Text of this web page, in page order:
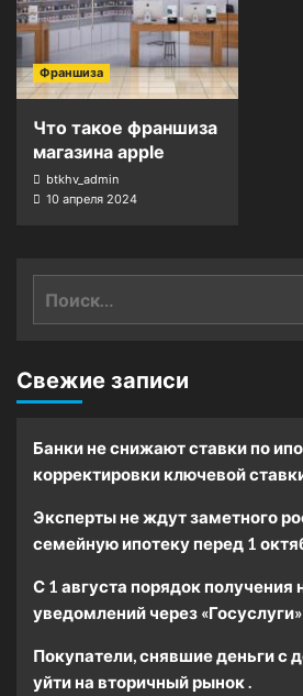
Франшиза
Что такое франшиза
магазина apple
btkhv_admin
10 апреля 2024
Свежие записи
Банки не снижают ставки по
корректировки ключевой
Эксперты не ждут заметного
семейную ипотеку перед 1
С 1 августа порядок получения
уведомлений через
Покупатели, снявшие деньги с
уйти на вторичный рынок .